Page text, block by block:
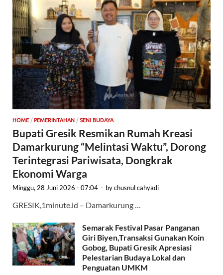
HOME / PEMERINTAHAN / SENI BUDAYA
Bupati Gresik Resmikan Rumah Kreasi
Damarkurung “Melintasi Waktu”, Dorong
Terintegrasi Pariwisata, Dongkrak
Ekonomi Warga
Minggu, 28 Juni 2026 - 07:04 - bychusnul cahyadi
GRESIK,1minute.id – Damarkurung …
Semarak Festival Pasar Panganan
Giri Biyen,Transaksi Gunakan Koin
Gobog, Bupati Gresik Apresiasi
Pelestarian Budaya Lokal dan
Penguatan UMKM